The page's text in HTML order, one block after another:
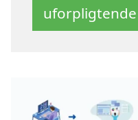
uforpligtende